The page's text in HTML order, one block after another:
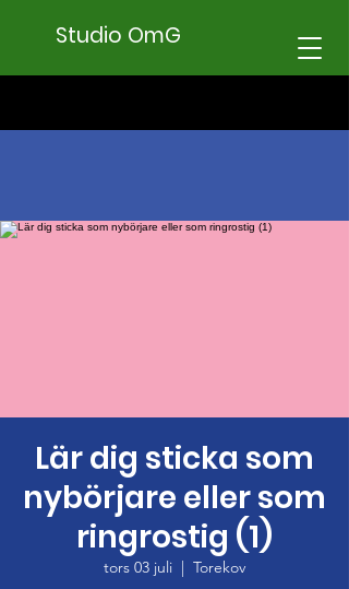
Studio OmG
Lär dig sticka som
nybörjare eller som
ringrostig (1)
tors 03 juli
  |
Torekov